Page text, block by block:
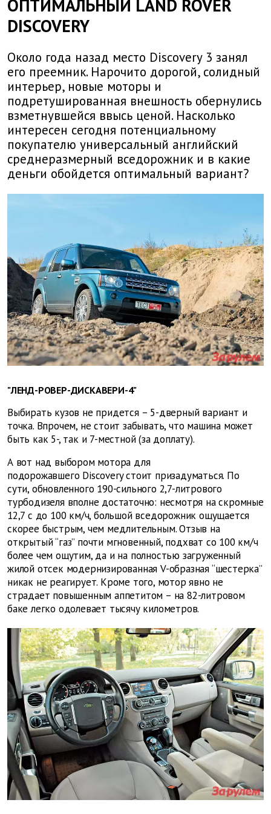
ОПТИМАЛЬНЫЙ LAND ROVER
DISCOVERY
Около года назад место Discovery 3 занял
его преемник. Нарочито дорогой, солидный
интерьер, новые моторы и
подретушированная внешность обернулись
взметнувшейся ввысь ценой. Насколько
интересен сегодня потенциальному
покупателю универсальный английский
среднеразмерный вседорожник и в какие
деньги обойдется оптимальный вариант?
"ЛЕНД-РОВЕР-ДИСКАВЕРИ-4"
Выбирать кузов не придется – 5-дверный вариант и
точка. Впрочем, не стоит забывать, что машина может
быть как 5-, так и 7-местной (за доплату).
А вот над выбором мотора для
подорожавшего Discovery стоит призадуматься. По
сути, обновленного 190-сильного 2,7-литрового
турбодизеля вполне достаточно: несмотря на скромные
12,7 с до 100 км/ч, большой вседорожник ощущается
скорее быстрым, чем медлительным. Отзыв на
открытый “газ” почти мгновенный, подхват со 100 км/ч
более чем ощутим, да и на полностью загруженный
жилой отсек модернизированная V-образная “шестерка”
никак не реагирует. Кроме того, мотор явно не
страдает повышенным аппетитом – на 82-литровом
баке легко одолевает тысячу километров.